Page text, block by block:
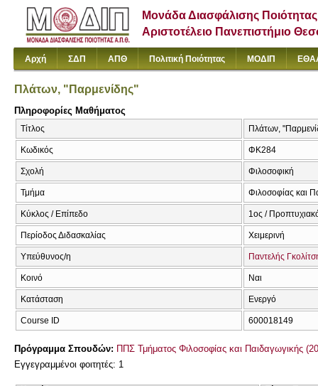
Μονάδα Διασφάλισης Ποιότητας
Αριστοτέλειο Πανεπιστήμιο
Αρχή ΣΔΠ ΑΠΘ Πολιτική Ποιότητας ΜΟΔΙΠ
Πλάτων, "Παρμενίδης"
Πληροφορίες Μαθήματος
Τίτλος Πλάτων,
Κωδικός ΦΚ284
Σχολή Φιλοσοφική
Τμήμα Φιλοσοφίας και
Κύκλος / Επίπεδο 1ος /
Περίοδος Διδασκαλίας Χειμερινή
Υπεύθυνος/η Παντελής
Κοινό Ναι
Κατάσταση Ενεργό
Course ID 600018149
Πρόγραμμα Σπουδών: ΠΠΣ Τμήματος Φιλοσοφίας και Παιδαγωγικής
Εγγεγραμμένοι φοιτητές: 1